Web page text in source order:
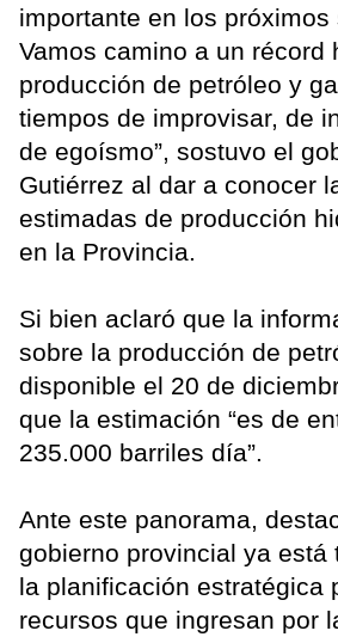
importante en los próximos
Vamos camino a un récord
producción de petróleo y
tiempos de improvisar, de
de egoísmo”, sostuvo el
Gutiérrez al dar a conocer
estimadas de producción
en la Provincia.
Si bien aclaró que la
sobre la producción de
disponible el 20 de
que la estimación “es de
235.000 barriles día”.
Ante este panorama,
gobierno provincial ya está
la planificación estratégica
recursos que ingresan por